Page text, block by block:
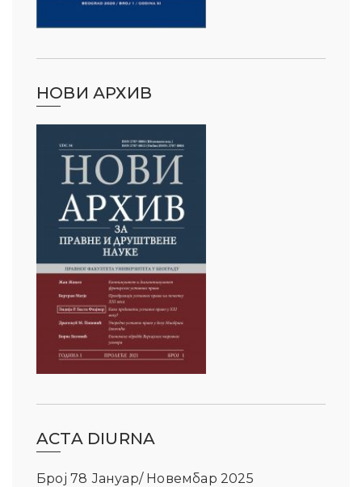
НОВИ АРХИВ
ACTA DIURNA
Број 78 Јануар/ Новембар 2025